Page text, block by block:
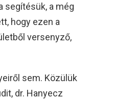
segítésük, a még
hogy ezen a
versenyző,
sem. Közülük
dr. Hanyecz